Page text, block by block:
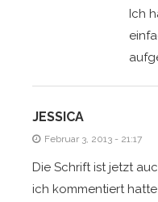
Ich
JESSICA
Februar 3, 2013 - 21:17
Die Schrift ist jetzt
ich kommentiert